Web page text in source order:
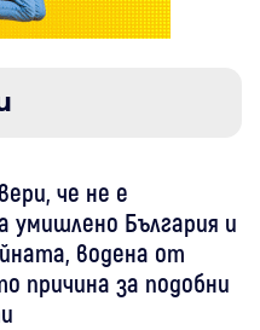
че не е
умишлено България и
водена от
причина за подобни